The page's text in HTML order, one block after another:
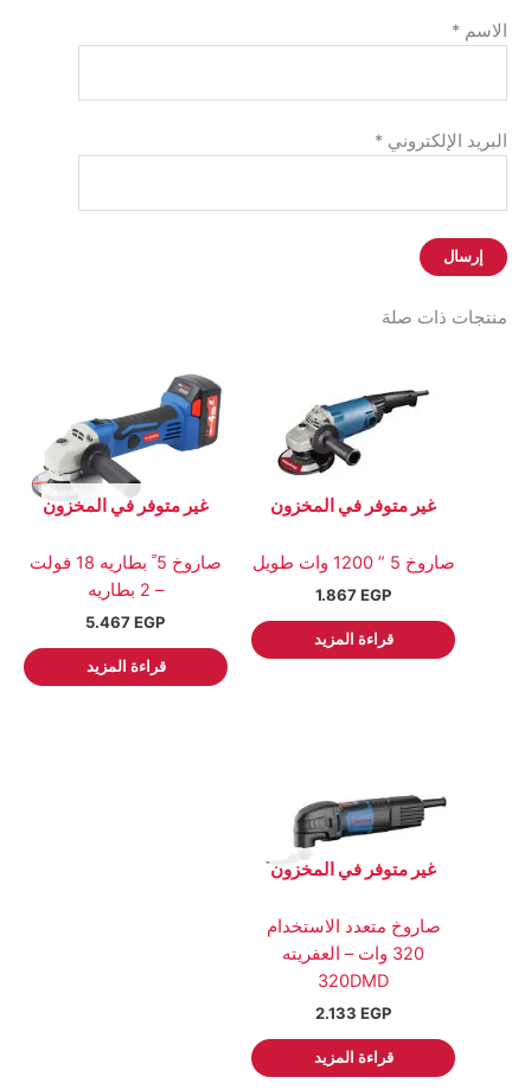
الاسم *
البريد الإلكتروني *
منتجات ذات صلة
غير متوفر في المخزون
صاروخ 5 ” 1200 وات طويل
1.867EGP
قراءة المزيد
غير متوفر في المخزون
صاروخ 5 ً بطاريه 18 فولت
– 2 بطاريه
5.467EGP
قراءة المزيد
غير متوفر في المخزون
صاروخ متعدد الاستخدام
320 وات – العفريته
DMD‏320
2.133 EGP
قراءة المزيد